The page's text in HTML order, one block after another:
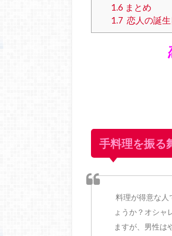
1.6 まとめ
1.7 恋人の誕
手料理を振る
料理が得意な人
ょうか？オシャ
ますが、男性は